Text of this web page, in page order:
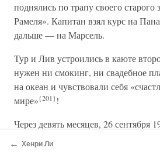
поднялись по трапу своего старого
Рамеля». Капитан взял курс на
дальше — на Марсель.
Тур и Лив устроились в каюте
нужен ни смокинг, ни свадебное
на океан и чувствовали себя
мире»{201} !
Через девять месяцев, 26 сентября
← Хенри Ли